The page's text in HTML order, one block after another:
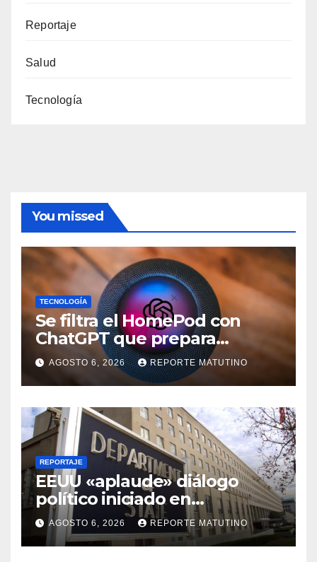
Reportaje
Salud
Tecnología
You missed
TECNOLOGÍA
Se filtra el HomePod con
ChatGPT que prepara
OpenAI y su diseño es una
locura
AGOSTO 6, 2026 REPORTE MATUTINO
REPORTAJE
EEUU «aplaude» diálogo
político iniciado en
Venezuela
AGOSTO 6, 2026 REPORTE MATUTINO